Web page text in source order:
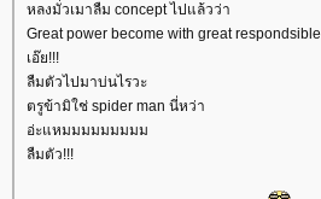
หลงมั่วเมาลืม concept ไปแล้วว่า
Great power become with great respondsible
เอ๊ย!!!
ลืมตัวไปมาบ่นไรวะ
ตรูข้ามิใช่ spider man นี่หว่า
อ่ะแหมมมมมมมมม
ลืมตัว!!!